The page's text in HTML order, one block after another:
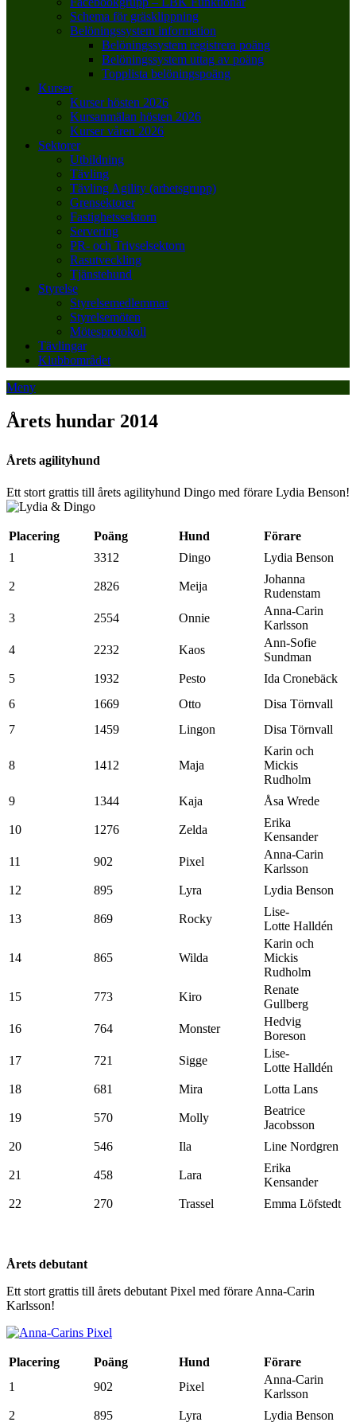
Schema för gräsklippning
Belöningssystem information
Belöningssystem registrera poäng
Belöningssystem uttag av poäng
Topplista belöningspoäng
Kurser
Kurser hösten 2026
Kursanmälan hösten 2026
Kurser våren 2026
Sektorer
Utbildning
Tävling
Tävling Agility (arbetsgrupp)
Grensektorer
Fastighetssektorn
Servering
PR- och Trivselsektorn
Rasutveckling
Tjänstehund
Styrelse
Styrelsemedlemmar
Styrelsemöten
Mötesprotokoll
Tävlingar
Klubbområdet
Meny
Årets hundar 2014
Årets agilityhund
Ett stort grattis till årets agilityhund Dingo med förare Lydia Benson!
Placering Poäng Hund
Förare
1
3312 Dingo Lydia Benson
2 2826 Meija
Johanna
Rudenstam
3
2554 Onnie
Anna-Carin
Karlsson
4
2232 Kaos
Ann-Sofie
Sundman
5
1932 Pesto
Ida Cronebäck
6
1669 Otto
Disa Törnvall
7
1459 Lingon Disa Törnvall
8 1412 Maja
Karin och
Mickis
Rudholm
9
1344 Kaja Åsa Wrede
10 1276 Zelda
Erika
Kensander
11
902 Pixel
Anna-Carin
Karlsson
12
895 Lyra Lydia Benson
13 869 Rocky
Lise-
Lotte Halldén
14 865 Wilda
Karin och
Mickis
Rudholm
15
773 Kiro
Renate
Gullberg
16
764 Monster
Hedvig
Boreson
17
721 Sigge
Lise-
Lotte Halldén
18
681 Mira Lotta Lans
19 570 Molly
Beatrice
Jacobsson
20
546 Ila Line Nordgren
21 458 Lara
Erika
Kensander
22
270 Trassel Emma Löfstedt
Årets debutant
Ett stort grattis till årets debutant Pixel med förare Anna-Carin
Karlsson!
Placering Poäng Hund
Förare
1
902 Pixel
Anna-Carin
Karlsson
2
895 Lyra Lydia Benson